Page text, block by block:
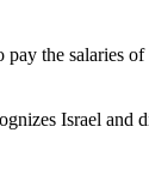
the salaries
Israel and